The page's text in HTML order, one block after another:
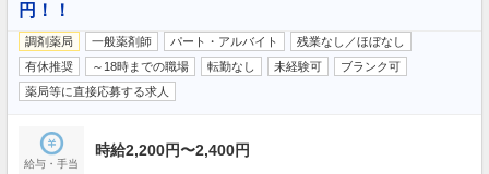
円！！
調剤薬局 一般薬剤師 パート・アルバイト
残業なし／ほぼなし
有休推奨
～18時までの職場 転勤なし 未経験可
ブランク可
薬局等に直接応募する求人
給与・手当
時給2,200円〜2,400円